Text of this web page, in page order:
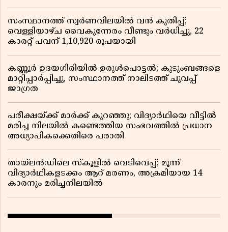
സംസ്ഥാനത്ത് സ്വർണവിലയിൽ വൻ കുതിപ്പ്;
വെള്ളിയാഴ്ച വൈകുന്നേരം വീണ്ടും വർധിച്ചു, 22
കാരറ്റ് പവന് 1,10,920 രൂപയായി
കണ്ണൂർ ഉദയഗിരിയിൽ ഉരുൾപൊട്ടൽ; കുടുംബങ്ങളെ
മാറ്റിപ്പാർപ്പിച്ചു, സംസ്ഥാനത്ത് നാലിടത്ത് ചുവപ്പ്
ജാഗ്രത
പരീക്ഷയ്ക്ക് മാർക്ക് കുറഞ്ഞു; വിദ്യാർഥിയെ വീട്ടിൽ
മരിച്ച നിലയിൽ കണ്ടെത്തിയ സംഭവത്തിൽ പ്രധാന
അധ്യാപികക്കെതിരെ പരാതി
തായ്‌ലൻഡിലെ സ്‌കൂളിൽ വെടിവെപ്പ്; മൂന്ന്
വിദ്യാർഥികളടക്കം ആറ് മരണം, അക്രമിയായ 14
കാരനും മരിച്ചനിലയിൽ